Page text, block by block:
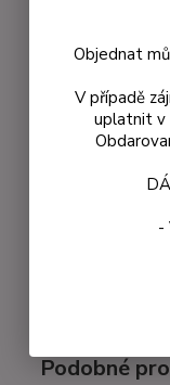
Podobné
Objednat
V případě
uplatnit v
-